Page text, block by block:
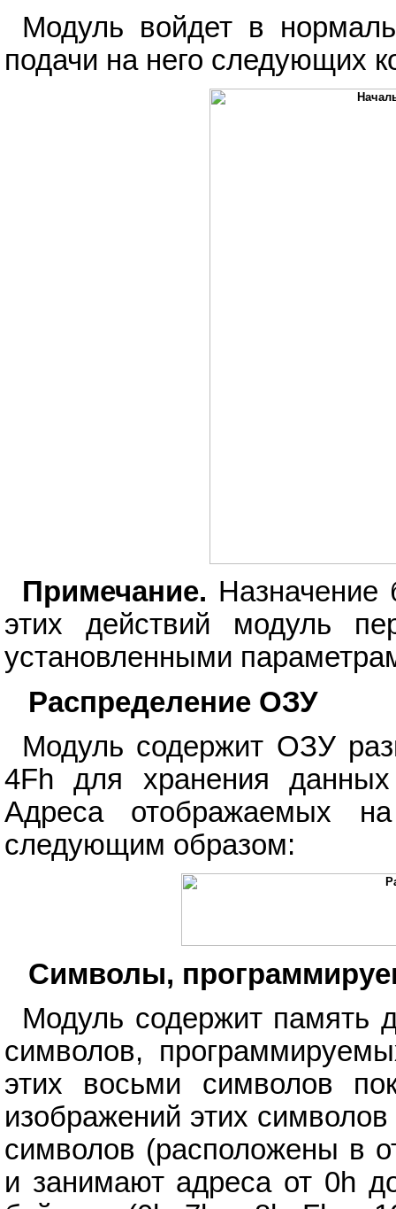
Модуль войдет в
подачи на него следующих
Примечание. Назначение
этих действий модуль
установленными
Распределение ОЗУ
Модуль содержит ОЗУ
4Fh для хранения
Адреса отображаемых
следующим образом:
Символы,
Модуль содержит память
символов,
этих восьми символов
изображений этих
символов (расположены в
и занимают адреса от 0h